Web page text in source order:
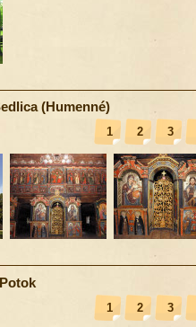
(Humenné)
1 2 3
1 2 3